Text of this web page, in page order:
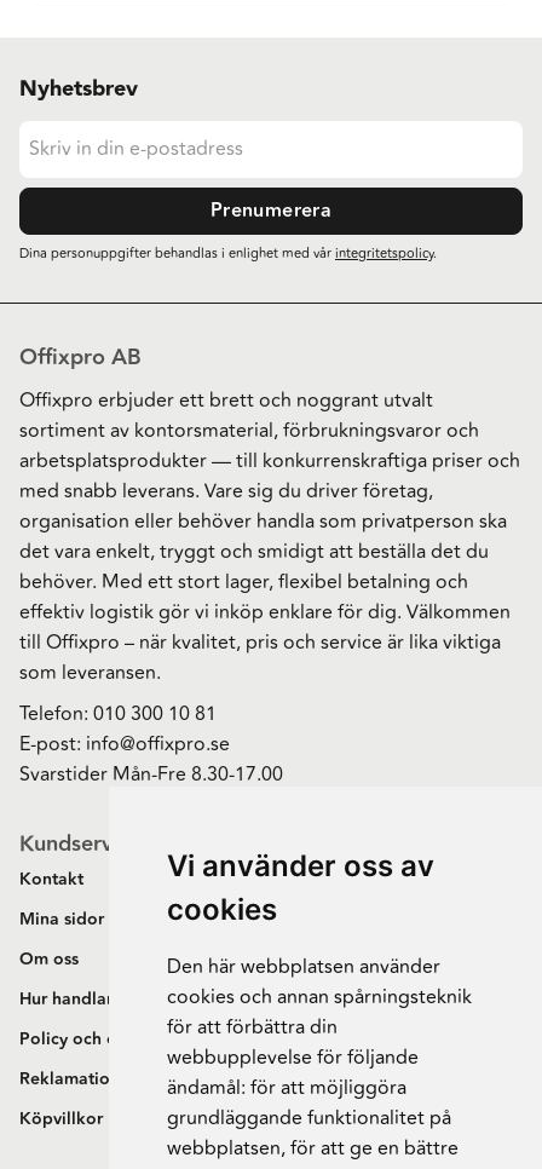
Vi använder oss av
cookies
Den här webbplatsen använder
cookies och annan spårningsteknik
för att förbättra din
webbupplevelse för följande
ändamål: för att möjliggöra
grundläggande funktionalitet på
webbplatsen,för att ge en bättre
Nyhetsbrev
Prenumerera
Dina personuppgifter behandlas i enlighet med vårintegritetspolicy.
Offixpro AB
Offixpro erbjuder ett brett och noggrant utvalt
sortiment av kontorsmaterial, förbrukningsvaror och
arbetsplatsprodukter — till konkurrenskraftiga priser och
med snabb leverans. Vare sig du driver företag,
organisation eller behöver handla som privatperson ska
det vara enkelt, tryggt och smidigt att beställa det du
behöver. Med ett stort lager, flexibel betalning och
effektiv logistik gör vi inköp enklare för dig. Välkommen
till Offixpro – när kvalitet, pris och service är lika viktiga
som leveransen.
Telefon: 010 300 10 81
E-post: info@offixpro.se
Svarstider Mån-Fre 8.30-17.00
Kundservice
Kontakt
Mina sidor
Om oss
Hur handlar jag?
Policy och cookies
Reklamation och retur
Köpvillkor